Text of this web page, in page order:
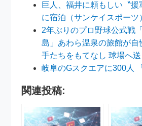
巨人、福井に頼もしい〝
に宿泊（サンケイスポーツ
2年ぶりのプロ野球公式戦
島」あわら温泉の旅館が自
手たちをもてなし 球場へ
岐阜のGスクエアに300人
関連投稿: